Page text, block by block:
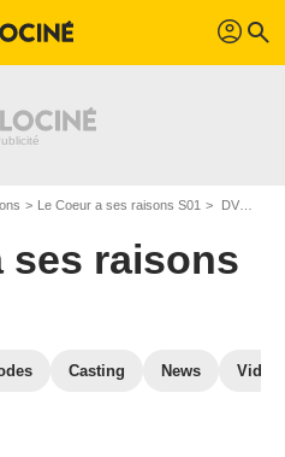
profil search
Le Coeur a ses raisons S01 DVD Le Coeur a ses raisons S01
ses raisons
Casting News